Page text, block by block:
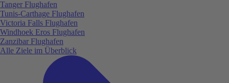
Tanger Flughafen
Tunis-Carthage Flughafen
Victoria Falls Flughafen
Windhoek Eros Flughafen
Zanzibar Flughafen
Alle Ziele im Überblick